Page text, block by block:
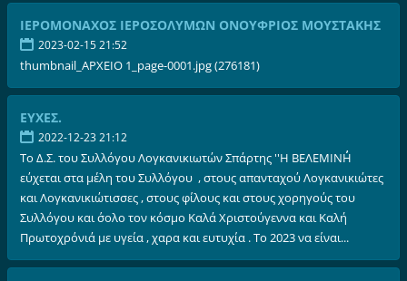
ΙΕΡΟΜΟΝΑΧΟΣ ΙΕΡΟΣΟΛΥΜΩΝ ΟΝΟΥΦΡΙΟΣ ΜΟΥΣΤΑΚΗΣ
2023-02-15 21:52
thumbnail_ΑΡΧΕΙΟ 1_page-0001.jpg (276181)
ΕΥΧΕΣ.
2022-12-23 21:12
Το Δ.Σ. του Συλλόγου Λογκανικιωτών Σπάρτης ''Η ΒΕΛΕΜΙΝΗ΄΄
εύχεται στα μέλη του Συλλόγου , στους απανταχού Λογκανικιώτες
και Λογκανικιώτισσες , στους φίλους και στους χορηγούς του
Συλλόγου και σ΄ολο τον κόσμο Καλά Χριστούγεννα και Καλή
Πρωτοχρόνιά με υγεία , χαρα και ευτυχία . Το 2023 να είναι...